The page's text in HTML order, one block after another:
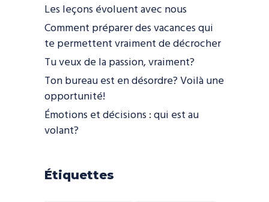
Les leçons évoluent avec nous
Comment préparer des vacances qui
te permettent vraiment de décrocher
Tu veux de la passion, vraiment?
Ton bureau est en désordre? Voilà une
opportunité!
Émotions et décisions : qui est au
volant?
Étiquettes